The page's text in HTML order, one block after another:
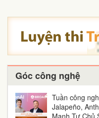
Góc công nghệ
Tuần công
Jalapeño,
Mạnh Tự Chủ